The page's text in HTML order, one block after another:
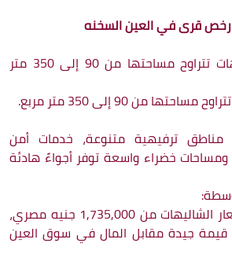
- الشاليهات تتراوح مساحتها من 90 إلى 350 متر
من 90 إلى 350 متر مربع.
ترفيهية متنوعة، خدمات أمن
ومساحات خضراء واسعة توفر أجواءً هادئة
تبدأ أسعار الشاليهات من 1,735,000 جنيه مصري،
قيمة جيدة مقابل المال في سوق العين